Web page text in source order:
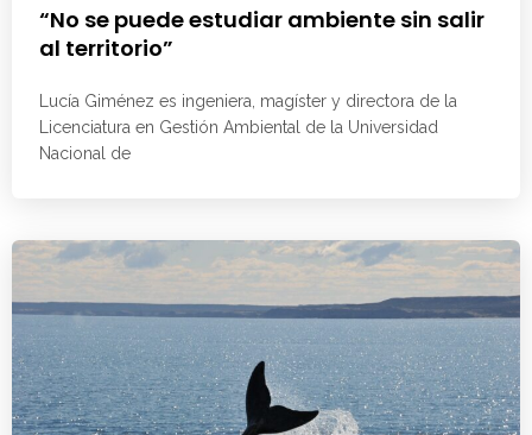
“No se puede estudiar ambiente sin salir
al territorio”
Lucía Giménez es ingeniera, magíster y directora de la
Licenciatura en Gestión Ambiental de la Universidad
Nacional de